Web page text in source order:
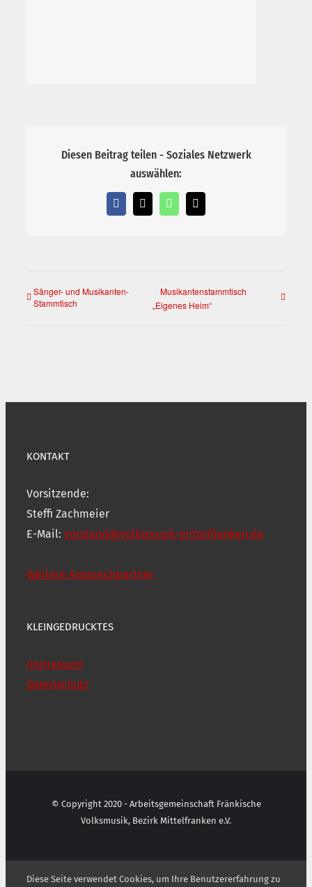
Diesen Beitrag teilen - Soziales Netzwerk
auswählen:
Facebook
X WhatsApp
E-
Mail
Sänger- und Musikanten-
Stammtisch
Musikantenstammtisch
„Eigenes Heim“
KONTAKT
Vorsitzende:
Steffi Zachmeier
E-Mail: vorstand@volksmusik-mittelfranken.de
Weitere Ansprechpartner
KLEINGEDRUCKTES
Impressum
Datenschutz
© Copyright 2020 - Arbeitsgemeinschaft Fränkische
Volksmusik, Bezirk Mittelfranken e.V.
Diese Seite verwendet Cookies, um Ihre Benutzererfahrung zu